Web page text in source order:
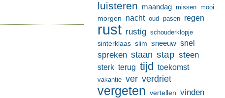
luisteren maandag missen mooi
morgen nacht oud pasen regen
rust rustig schouderklopje
sinterklaas slim sneeuw snel
spreken staan stap steen
sterk terug tijd toekomst
vakantie ver verdriet
vergeten vertellen vinden